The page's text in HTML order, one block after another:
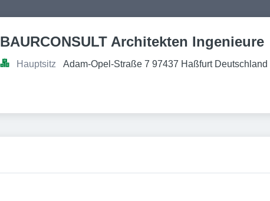
BAURCONSULT Architekten Ingenieure
Hauptsitz Adam-Opel-Straße 7 97437 Haßfurt Deutschland